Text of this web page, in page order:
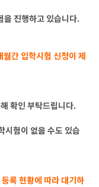
을 진행하고 있습니다.
간 입학시험 신청이 제
확인 부탁드립니다.
시험이 없을 수도 있습
록 현황에 따라 대기하